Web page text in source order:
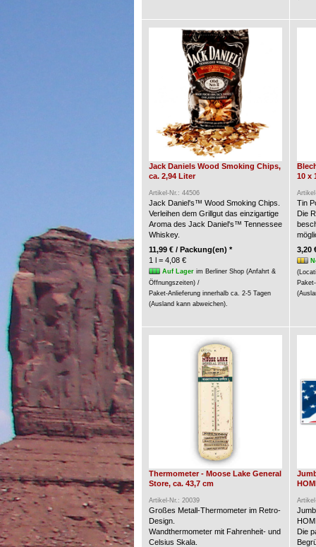
Jack Daniels Wood Smoking Chips,
ca. 2,94 Liter
Artikel-Nr.: 44506
Jack Daniel's™ Wood Smoking Chips.
Verleihen dem Grillgut das einzigartige
Aroma des Jack Daniel's™ Tennessee
Whiskey.
11,99 € / Packung(en) *
1 l = 4,08 €
Auf Lagerim Berliner Shop (Anfahrt &
Öffnungszeiten) /
Paket-Anlieferung innerhalb ca. 2-5 Tagen
(Ausland kann abweichen).
10 x
Tin
Die
3,20
Thermometer - Moose Lake General
Store, ca. 43,7 cm
Artikel-Nr.: 20039
Großes Metall-Thermometer im Retro-
Design.
Wandthermometer mit Fahrenheit- und
Celsius Skala.
Die